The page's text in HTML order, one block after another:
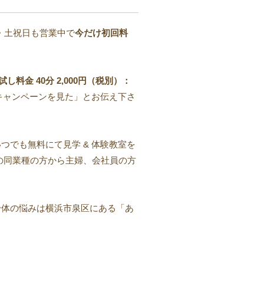
土祝日も営業中で今だけ初回料
料金 40分 2,000円（税別）：
ンペーンを見た」とお伝え下さ
でも無料にて見学 & 体験教室を
業種の方から主婦、会社員の方
の悩みは横浜市泉区にある「あ